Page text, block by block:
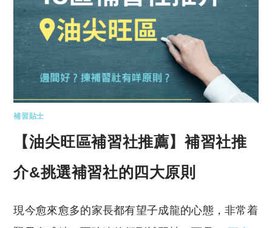
補習貼士
【油尖旺區補習社推薦】補習社推
介&挑選補習社的四大原則
現今愈來愈多的家長都有望子成龍的心態，非常着